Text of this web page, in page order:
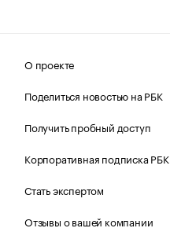
О проекте
Поделиться новостью на РБК
Получить пробный доступ
Корпоративная подписка РБК
Стать экспертом
Отзывы о вашей компании